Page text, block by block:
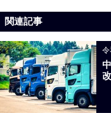
関連記事